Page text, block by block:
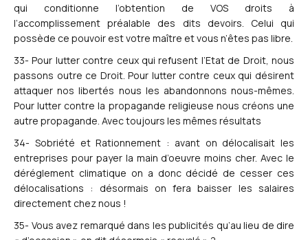
qui conditionne l’obtention de VOS droits à
l’accomplissement préalable des dits devoirs. Celui qui
possède ce pouvoir est votre maître et vous n’êtes pas libre.
33- Pour lutter contre ceux qui refusent l’Etat de Droit, nous
passons outre ce Droit. Pour lutter contre ceux qui désirent
attaquer nos libertés nous les abandonnons nous-mêmes.
Pour lutter contre la propagande religieuse nous créons une
autre propagande. Avec toujours les mêmes résultats
34- Sobriété et Rationnement : avant on délocalisait les
entreprises pour payer la main d’oeuvre moins cher. Avec le
déréglement climatique on a donc décidé de cesser ces
délocalisations : désormais on fera baisser les salaires
directement chez nous !
35- Vous avez remarqué dans les publicités qu’au lieu de dire